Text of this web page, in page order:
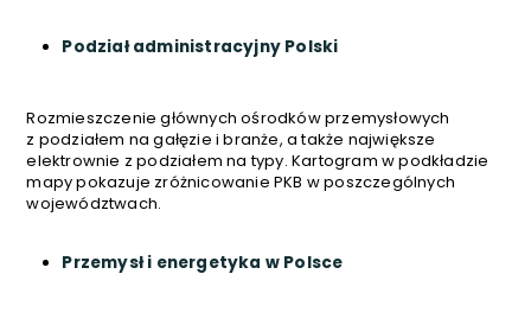
Podział administracyjny Polski
Przemysł i energetyka w Polsce
Rozmieszczenie głównych ośrodków przemysłowych
z podziałem na gałęzie i branże, a także największe
elektrownie z podziałem na typy. Kartogram w podkładzie
mapy pokazuje zróżnicowanie PKB w poszczególnych
województwach.